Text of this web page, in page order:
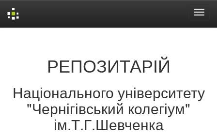
РЕПОЗИТАРІЙ
Національного університету
"Чернігівський колегіум"
ім.Т.Г.Шевченка